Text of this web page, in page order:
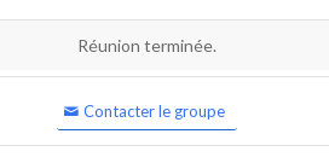
Réunion terminée.
Contacter le groupe